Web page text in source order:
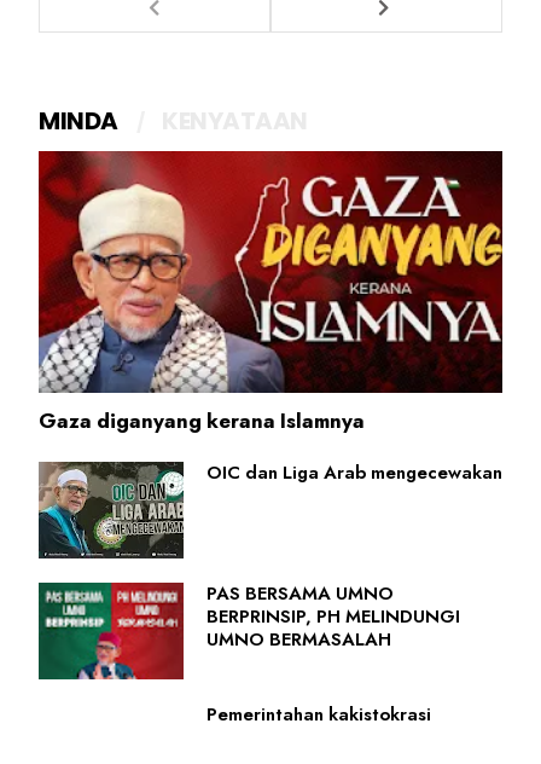
MINDA
Gaza diganyang kerana Islamnya
OIC dan Liga Arab mengecewakan
PAS BERSAMA UMNO
BERPRINSIP, PH MELINDUNGI
UMNO BERMASALAH
Pemerintahan kakistokrasi